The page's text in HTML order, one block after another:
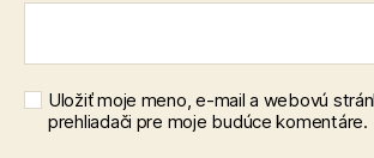
Uložiť moje meno, e-mail a webovú
prehliadači pre moje budúce komentáre.